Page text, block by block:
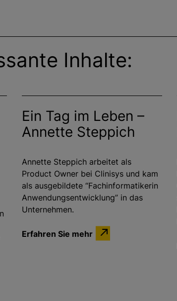
Inhalte:
Ein Tag im Leben –
Annette Steppich
Annette Steppich arbeitet als
Product Owner bei Clinisys und kam
als ausgebildete “Fachinformatikerin
Anwendungsentwicklung” in das
Unternehmen.
Erfahren Sie mehr